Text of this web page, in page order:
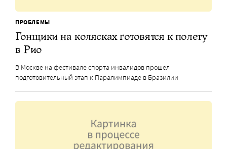
ПРОБЛЕМЫ
Гонщики на колясках готовятся к полету
в Рио
В Москве на фестивале спорта инвалидов прошел
подготовительный этап к Паралимпиаде в Бразилии